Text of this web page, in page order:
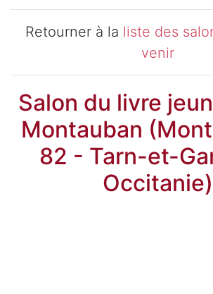
Retourner à la liste des
venir
Salon du livre
Montauban
82 - Tarn-et-
Occitanie)